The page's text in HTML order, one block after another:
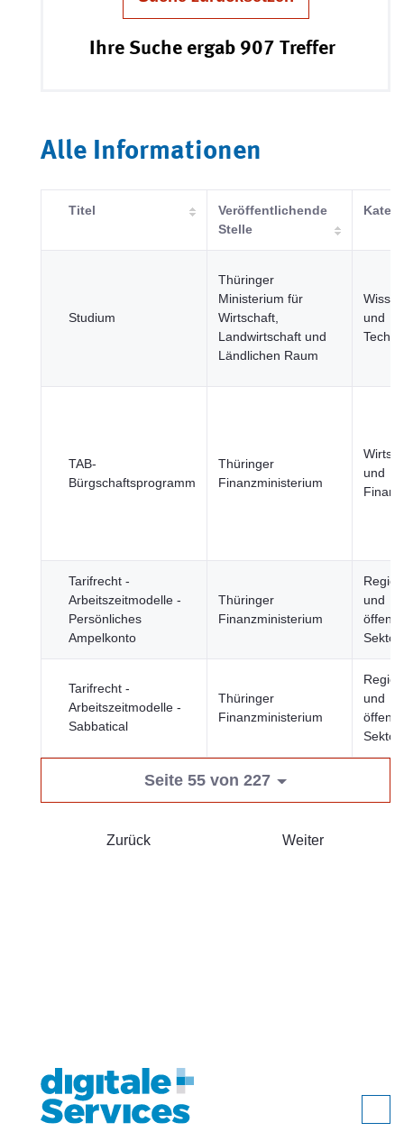
Ihre Suche ergab 907 Treffer
Alle Informationen
Titel
Veröffentlichende
Stelle
Studium
Thüringer
Ministerium für
Wirtschaft,
Landwirtschaft und
Ländlichen Raum
und
TAB-
Bürgschaftsprogramm
Thüringer
Finanzministerium
und
Tarifrecht -
Arbeitszeitmodelle -
Persönliches
Ampelkonto
Thüringer
Finanzministerium
und
Sektor
Tarifrecht -
Arbeitszeitmodelle -
Sabbatical
Thüringer
Finanzministerium
und
Sektor
Seite 55 von 227
Zurück Weiter